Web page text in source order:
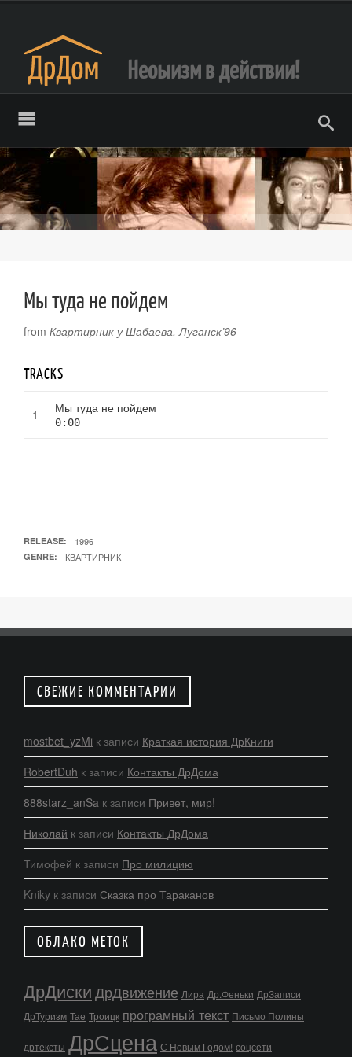
Неоыизм в действии!
Мы туда не пойдем
from Квартирник у Шабаева. Луганск’96
TRACKS
Мы туда не пойдем
0:00
RELEASE 1996
GENRE КВАРТИРНИК
СВЕЖИЕ КОММЕНТАРИИ
mostbet_yzMi к записи Краткая история ДрКниги
RobertDuh к записи Контакты ДрДома
888starz_anSa к записи Привет, мир!
Николай к записи Контакты ДрДома
Тимофей к записи Про милицию
Kniky к записи Сказка про Тараканов
ОБЛАКО МЕТОК
ДрДискиДрДвижение Лира Др.Феньки ДрЗаписи
ДрТуризм Тае Троицк програмный текст Письмо Полины
дртексты ДрСцена С Новым Годом! соцсети